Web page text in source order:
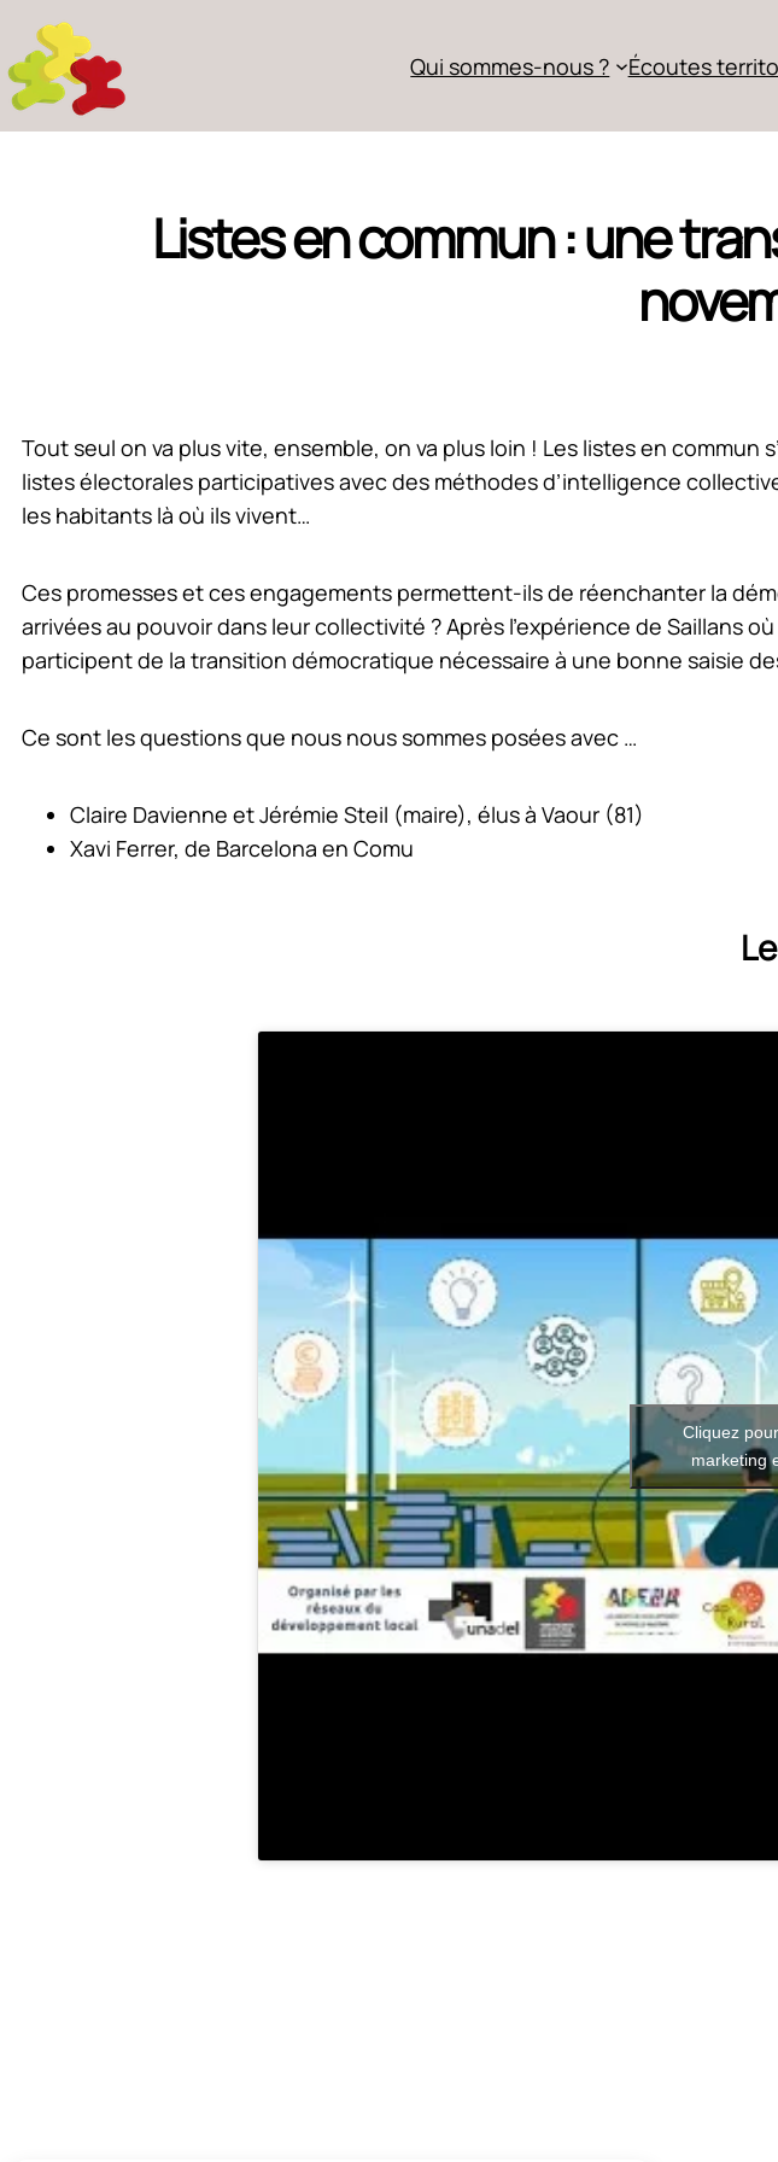
Qui sommes-nous ? Écoutes
Listes en commun : une
Tout seul on va plus vite, ensemble, on va plus loin ! Les listes en
listes électorales participatives avec des méthodes d’intelligence
les habitants là où ils vivent…
Ces promesses et ces engagements permettent-ils de réenchanter la
arrivées au pouvoir dans leur collectivité ? Après l’expérience de Saillans
participent de la transition démocratique nécessaire à une bonne saisie
Ce sont les questions que nous nous sommes posées avec …
Claire Davienne et Jérémie Steil (maire), élus à Vaour (81)
Xavi Ferrer, de Barcelona en Comu
Cliquez
marketing